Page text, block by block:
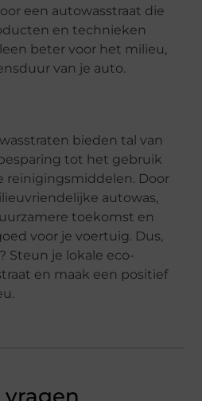
een autowasstraat die
en technieken
beter voor het milieu,
van je auto.
bieden tal van
tot het gebruik
reinigingsmiddelen. Door
autowas,
toekomst en
voor je voertuig. Dus,
Steun je lokale eco-
en maak een positief